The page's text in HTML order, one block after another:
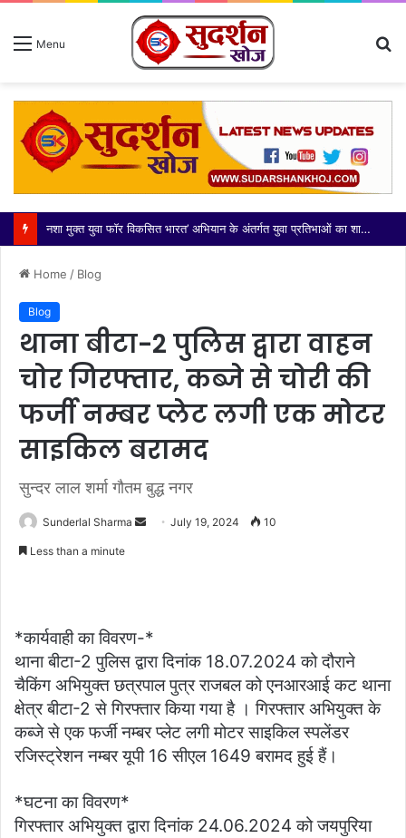
Menu
नशा मुक्त युवा फॉर विकसित भारत’ अभियान के अंतर्गत युवा प्रतिभाओं का शानदार प्रदर्शन
Home / Blog
Blog
थाना बीटा-2 पुलिस द्वारा वाहन
चोर गिरफ्तार, कब्जे से चोरी की
फर्जी नम्बर प्लेट लगी एक मोटर
साइकिल बरामद
सुन्दर लाल शर्मा गौतम बुद्ध नगर
Sunderlal Sharma
SendJuly 19, 2024 10
Less than a minute
*कार्यवाही का विवरण-*
थाना बीटा-2 पुलिस द्वारा दिनांक 18.07.2024 को दौराने
चैकिंग अभियुक्त छत्रपाल पुत्र राजबल को एनआरआई कट थाना
क्षेत्र बीटा-2 से गिरफ्तार किया गया है । गिरफ्तार अभियुक्त के
कब्जे से एक फर्जी नम्बर प्लेट लगी मोटर साइकिल स्पलेंडर
रजिस्ट्रेशन नम्बर यूपी 16 सीएल 1649 बरामद हुई हैं।
*घटना का विवरण*
गिरफ्तार अभियुक्त द्वारा दिनांक 24.06.2024 को जयपुरिया